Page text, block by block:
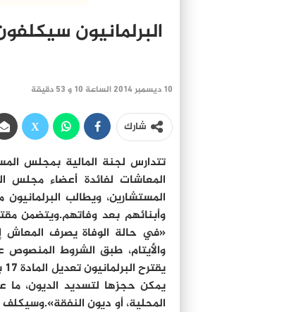
10 ديسمبر 2014 الساعة 10 و 53 دقيقة
شارك
تتدارس لجنة المالية بمجلس
المعاشات لفائدة أعضاء
المستشارين، ويطالب
وأبنائهم بعد وفاتهم.ويتضمن
«في حالة الوفاة يصرف المعاش إلى
والأيتام، طبق الشروط المنصوص
يمكن حجزها لتسديد الديون، ما